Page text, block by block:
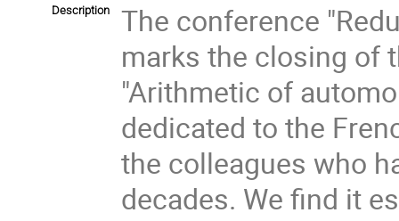
Description
The conference
marks the closing of
"Arithmetic of
dedicated to the
the colleagues who
decades. We find it